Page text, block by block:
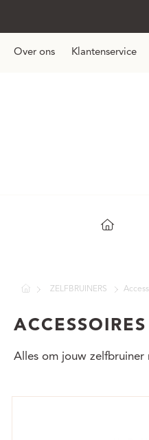
Over ons Klantenservice
ZELFBRUINERS
ACCESSOIRES
Alles om jouw